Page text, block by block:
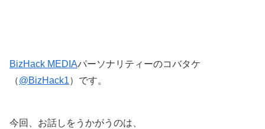
BizHack MEDIAパーソナリティーのコバタケ
（@BizHack1）です。
今回、お話しをうかがうのは、